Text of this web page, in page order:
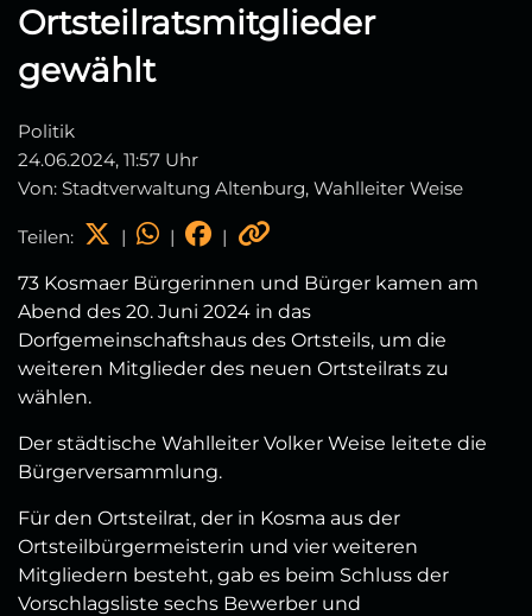
Ortsteilratsmitglieder
gewählt
Politik
24.06.2024, 11:57 Uhr
Von: Stadtverwaltung Altenburg, Wahlleiter Weise
Teilen: | | |
73 Kosmaer Bürgerinnen und Bürger kamen am
Abend des 20. Juni 2024 in das
Dorfgemeinschaftshaus des Ortsteils, um die
weiteren Mitglieder des neuen Ortsteilrats zu
wählen.
Der städtische Wahlleiter Volker Weise leitete die
Bürgerversammlung.
Für den Ortsteilrat, der in Kosma aus der
Ortsteilbürgermeisterin und vier weiteren
Mitgliedern besteht, gab es beim Schluss der
Vorschlagsliste sechs Bewerber und